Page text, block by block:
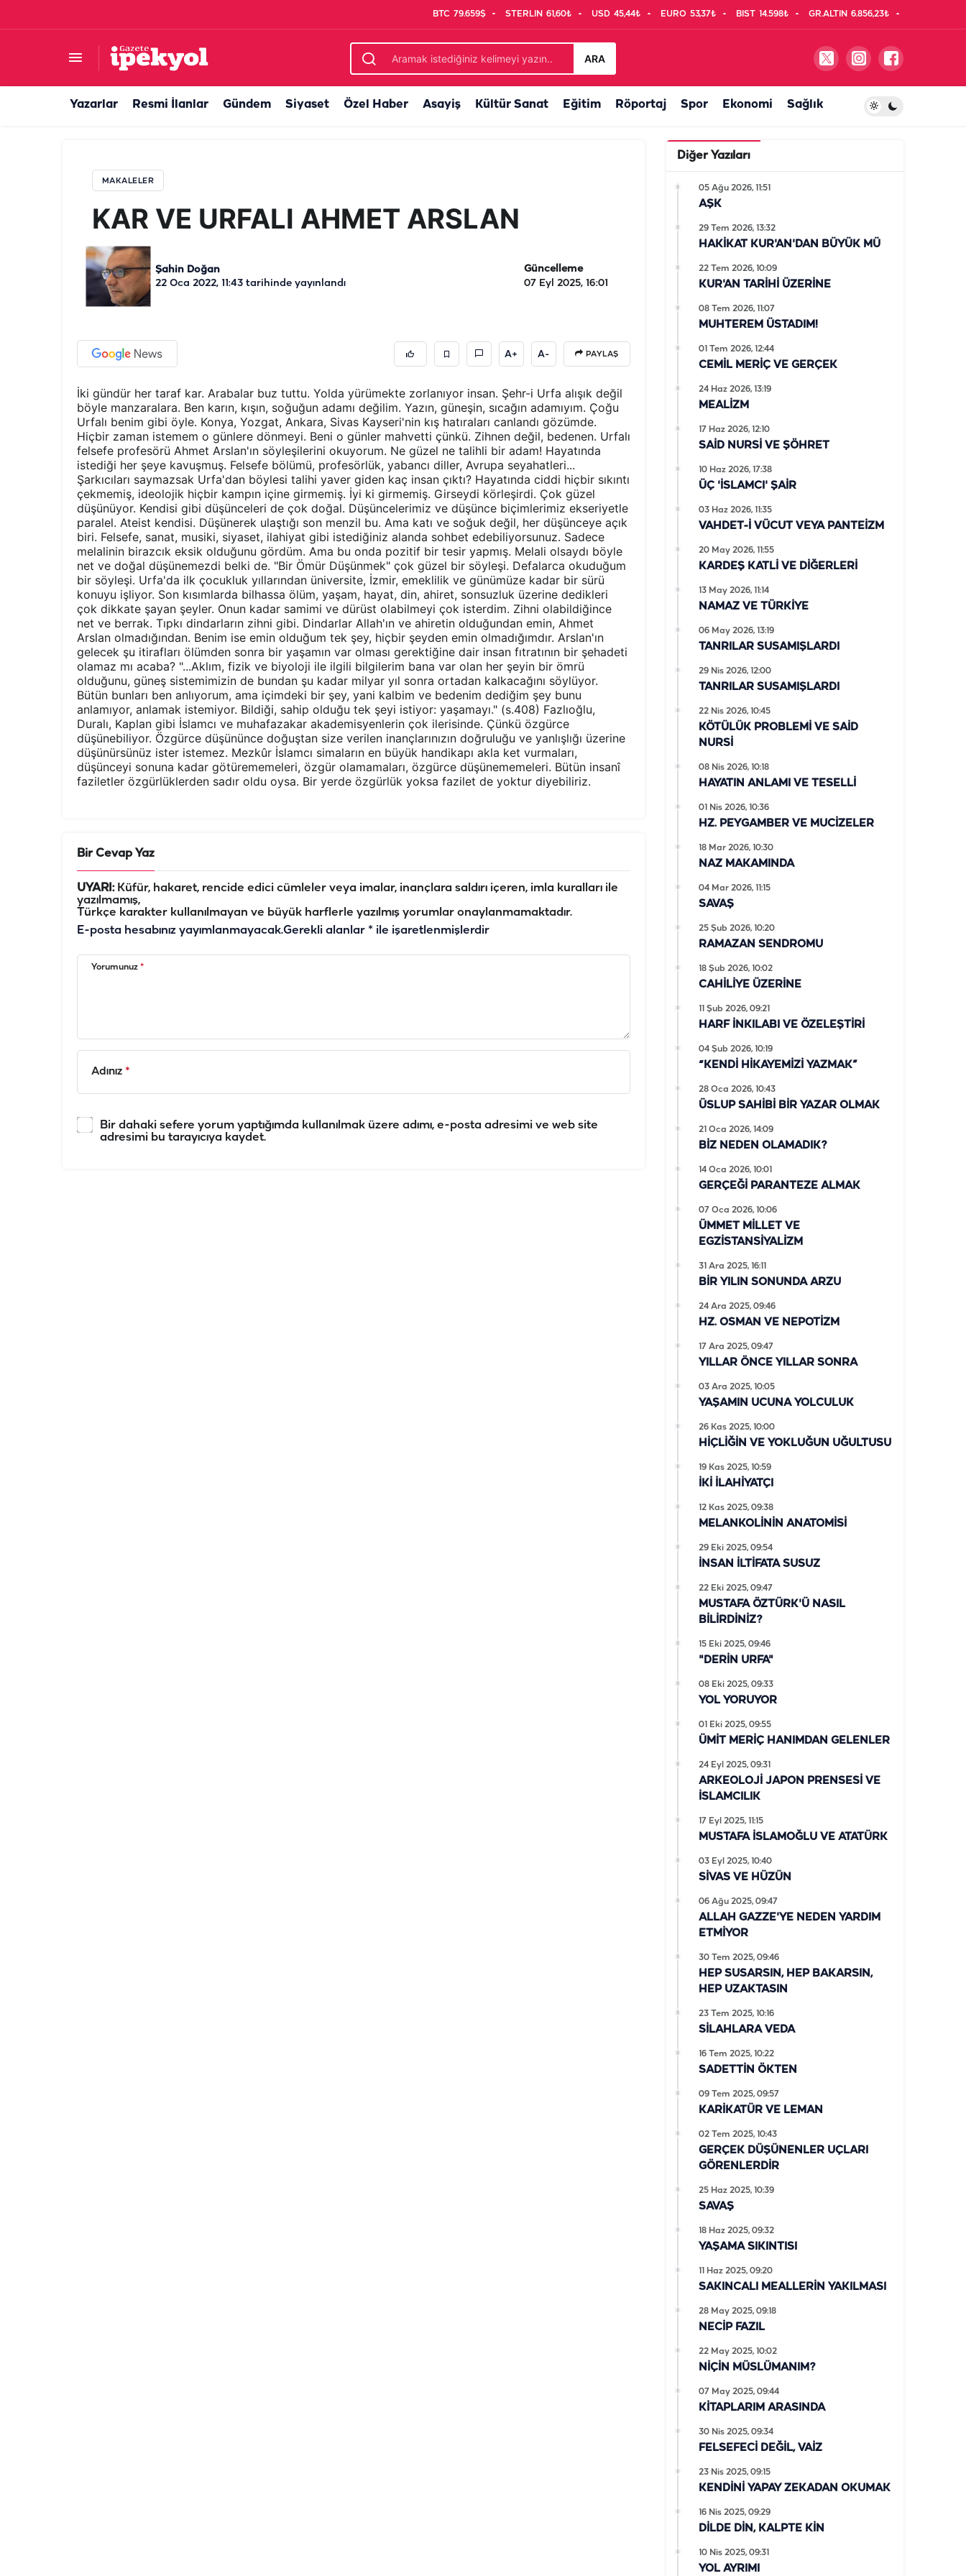
BTC 79.659$ STERLIN 61,60₺ USD 45,44₺ EURO 53,37₺ BIST 14.598₺ GR.ALTIN 6.856,23₺
ARA
Yazarlar Resmi İlanlar Gündem Siyaset Özel Haber Asayiş Kültür Sanat Eğitim Röportaj Spor Ekonomi Sağlık
MAKALELER
KAR VE URFALI AHMET ARSLAN
Şahin Doğan
22 Oca 2022, 11:43 tarihinde yayınlandı
Güncelleme
07 Eyl 2025, 16:01
A+ A- PAYLAŞ
İki gündür her taraf kar. Arabalar buz tuttu. Yolda yürümekte zorlanıyor insan. Şehr-i Urfa alışık değil
böyle manzaralara. Ben karın, kışın, soğuğun adamı değilim. Yazın, güneşin, sıcağın adamıyım. Çoğu
Urfalı benim gibi öyle. Konya, Yozgat, Ankara, Sivas Kayseri'nin kış hatıraları canlandı gözümde.
Hiçbir zaman istemem o günlere dönmeyi. Beni o günler mahvetti çünkü. Zihnen değil, bedenen. Urfalı
felsefe profesörü Ahmet Arslan'ın söyleşilerini okuyorum. Ne güzel ne talihli bir adam! Hayatında
istediği her şeye kavuşmuş. Felsefe bölümü, profesörlük, yabancı diller, Avrupa seyahatleri...
Şarkıcıları saymazsak Urfa'dan böylesi talihi yaver giden kaç insan çıktı? Hayatında ciddi hiçbir sıkıntı
çekmemiş, ideolojik hiçbir kampın içine girmemiş. İyi ki girmemiş. Girseydi körleşirdi. Çok güzel
düşünüyor. Kendisi gibi düşünceleri de çok doğal. Düşüncelerimiz ve düşünce biçimlerimiz ekseriyetle
paralel. Ateist kendisi. Düşünerek ulaştığı son menzil bu. Ama katı ve soğuk değil, her düşünceye açık
biri. Felsefe, sanat, musiki, siyaset, ilahiyat gibi istediğiniz alanda sohbet edebiliyorsunuz. Sadece
melalinin birazcık eksik olduğunu gördüm. Ama bu onda pozitif bir tesir yapmış. Melali olsaydı böyle
net ve doğal düşünemezdi belki de. "Bir Ömür Düşünmek" çok güzel bir söyleşi. Defalarca okuduğum
bir söyleşi. Urfa'da ilk çocukluk yıllarından üniversite, İzmir, emeklilik ve günümüze kadar bir sürü
konuyu işliyor. Son kısımlarda bilhassa ölüm, yaşam, hayat, din, ahiret, sonsuzluk üzerine dedikleri
çok dikkate şayan şeyler. Onun kadar samimi ve dürüst olabilmeyi çok isterdim. Zihni olabildiğince
net ve berrak. Tıpkı dindarların zihni gibi. Dindarlar Allah'ın ve ahiretin olduğundan emin, Ahmet
Arslan olmadığından. Benim ise emin olduğum tek şey, hiçbir şeyden emin olmadığımdır. Arslan'ın
gelecek şu itirafları ölümden sonra bir yaşamın var olması gerektiğine dair insan fıtratının bir şehadeti
olamaz mı acaba? "...Aklım, fizik ve biyoloji ile ilgili bilgilerim bana var olan her şeyin bir ömrü
olduğunu, güneş sistemimizin de bundan şu kadar milyar yıl sonra ortadan kalkacağını söylüyor.
Bütün bunları ben anlıyorum, ama içimdeki bir şey, yani kalbim ve bedenim dediğim şey bunu
anlamıyor, anlamak istemiyor. Bildiği, sahip olduğu tek şeyi istiyor: yaşamayı." (s.408) Fazlıoğlu,
Duralı, Kaplan gibi İslamcı ve muhafazakar akademisyenlerin çok ilerisinde. Çünkü özgürce
düşünebiliyor. Özgürce düşününce doğuştan size verilen inançlarınızın doğruluğu ve yanlışlığı üzerine
düşünürsünüz ister istemez. Mezkûr İslamcı simaların en büyük handikapı akla ket vurmaları,
düşünceyi sonuna kadar götürememeleri, özgür olamamaları, özgürce düşünememeleri. Bütün insanî
faziletler özgürlüklerden sadır oldu oysa. Bir yerde özgürlük yoksa fazilet de yoktur diyebiliriz.
Bir Cevap Yaz
UYARI:Küfür, hakaret, rencide edici cümleler veya imalar, inançlara saldırı içeren, imla kuralları ile
yazılmamış,
Türkçe karakter kullanılmayan ve büyük harflerle yazılmış yorumlar onaylanmamaktadır.
E-posta hesabınız yayımlanmayacak.Gerekli alanlar * ile işaretlenmişlerdir
Yorumunuz *
Adınız *
Bir dahaki sefere yorum yaptığımda kullanılmak üzere adımı, e-posta adresimi ve web site
adresimi bu tarayıcıya kaydet.
Diğer Yazıları
AŞK
05 Ağu 2026, 11:51
HAKİKAT KUR'AN'DAN BÜYÜK MÜ
29 Tem 2026, 13:32
KUR'AN TARİHİ ÜZERİNE
22 Tem 2026, 10:09
MUHTEREM ÜSTADIM!
08 Tem 2026, 11:07
CEMİL MERİÇ VE GERÇEK
01 Tem 2026, 12:44
MEALİZM
24 Haz 2026, 13:19
SAİD NURSİ VE ŞÖHRET
17 Haz 2026, 12:10
ÜÇ 'İSLAMCI' ŞAİR
10 Haz 2026, 17:38
VAHDET-İ VÜCUT VEYA PANTEİZM
03 Haz 2026, 11:35
KARDEŞ KATLİ VE DİĞERLERİ
20 May 2026, 11:55
NAMAZ VE TÜRKİYE
13 May 2026, 11:14
TANRILAR SUSAMIŞLARDI
06 May 2026, 13:19
TANRILAR SUSAMIŞLARDI
29 Nis 2026, 12:00
KÖTÜLÜK PROBLEMİ VE SAİD
NURSİ
22 Nis 2026, 10:45
HAYATIN ANLAMI VE TESELLİ
08 Nis 2026, 10:18
HZ. PEYGAMBER VE MUCİZELER
01 Nis 2026, 10:36
NAZ MAKAMINDA
18 Mar 2026, 10:30
SAVAŞ
04 Mar 2026, 11:15
RAMAZAN SENDROMU
25 Şub 2026, 10:20
CAHİLİYE ÜZERİNE
18 Şub 2026, 10:02
HARF İNKILABI VE ÖZELEŞTİRİ
11 Şub 2026, 09:21
“KENDİ HİKAYEMİZİ YAZMAK”
04 Şub 2026, 10:19
ÜSLUP SAHİBİ BİR YAZAR OLMAK
28 Oca 2026, 10:43
BİZ NEDEN OLAMADIK?
21 Oca 2026, 14:09
GERÇEĞİ PARANTEZE ALMAK
14 Oca 2026, 10:01
ÜMMET MİLLET VE
EGZİSTANSİYALİZM
07 Oca 2026, 10:06
BİR YILIN SONUNDA ARZU
31 Ara 2025, 16:11
HZ. OSMAN VE NEPOTİZM
24 Ara 2025, 09:46
YILLAR ÖNCE YILLAR SONRA
17 Ara 2025, 09:47
YAŞAMIN UCUNA YOLCULUK
03 Ara 2025, 10:05
HİÇLİĞİN VE YOKLUĞUN UĞULTUSU
26 Kas 2025, 10:00
İKİ İLAHİYATÇI
19 Kas 2025, 10:59
MELANKOLİNİN ANATOMİSİ
12 Kas 2025, 09:38
İNSAN İLTİFATA SUSUZ
29 Eki 2025, 09:54
MUSTAFA ÖZTÜRK'Ü NASIL
BİLİRDİNİZ?
22 Eki 2025, 09:47
"DERİN URFA"
15 Eki 2025, 09:46
YOL YORUYOR
08 Eki 2025, 09:33
ÜMİT MERİÇ HANIMDAN GELENLER
01 Eki 2025, 09:55
ARKEOLOJİ JAPON PRENSESİ VE
İSLAMCILIK
24 Eyl 2025, 09:31
MUSTAFA İSLAMOĞLU VE ATATÜRK
17 Eyl 2025, 11:15
SİVAS VE HÜZÜN
03 Eyl 2025, 10:40
ALLAH GAZZE'YE NEDEN YARDIM
ETMİYOR
06 Ağu 2025, 09:47
HEP SUSARSIN, HEP BAKARSIN,
HEP UZAKTASIN
30 Tem 2025, 09:46
SİLAHLARA VEDA
23 Tem 2025, 10:16
SADETTİN ÖKTEN
16 Tem 2025, 10:22
KARİKATÜR VE LEMAN
09 Tem 2025, 09:57
GERÇEK DÜŞÜNENLER UÇLARI
GÖRENLERDİR
02 Tem 2025, 10:43
SAVAŞ
25 Haz 2025, 10:39
YAŞAMA SIKINTISI
18 Haz 2025, 09:32
SAKINCALI MEALLERİN YAKILMASI
11 Haz 2025, 09:20
NECİP FAZIL
28 May 2025, 09:18
NİÇİN MÜSLÜMANIM?
22 May 2025, 10:02
KİTAPLARIM ARASINDA
07 May 2025, 09:44
FELSEFECİ DEĞİL, VAİZ
30 Nis 2025, 09:34
KENDİNİ YAPAY ZEKADAN OKUMAK
23 Nis 2025, 09:15
DİLDE DİN, KALPTE KİN
16 Nis 2025, 09:29
YOL AYRIMI
10 Nis 2025, 09:31